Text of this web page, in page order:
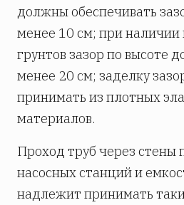
должны обеспечивать
менее 10 см; при
грунтов зазор по высоте
менее 20 см; заделку
принимать из плотных
материалов.
Проход труб через стены
насосных станций и
надлежит принимать